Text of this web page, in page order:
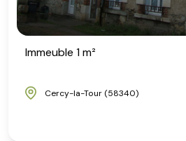
Immeuble 1 m²
Cercy-la-Tour (58340)